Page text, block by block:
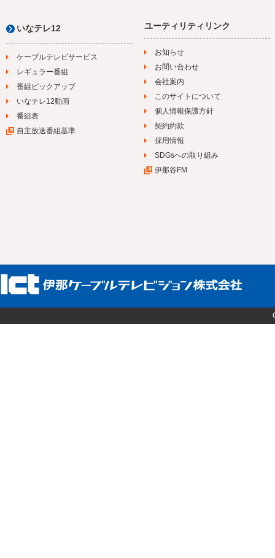
いなテレ12
ケーブルテレビサービス
レギュラー番組
番組ピックアップ
いなテレ12動画
番組表
自主放送番組基準
ユーティリティリンク
お知らせ
お問い合わせ
会社案内
このサイトについて
個人情報保護方針
契約約款
採用情報
SDGsへの取り組み
伊那谷FM